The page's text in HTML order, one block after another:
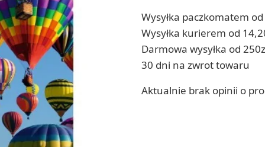
ręcznych
Zestawy do kul do kąpieli
Soda, kwasek, formy do kul do kąpieli
Dodatki: barwniki i zapachy
RZEŹBA, GLINY I ODLEWY
Lepienie i rzeźbienie
Tworzenie z gliny polimerowej
Wysyłka paczkomatem od
Wysyłka kurierem od
Darmowa wysyłka od
30 dni na zwrot towaru
Aktualnie brak opinii o